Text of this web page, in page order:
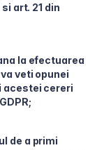
art. 21 din
la efectuarea
veti opunei
acestei cereri
de a primi